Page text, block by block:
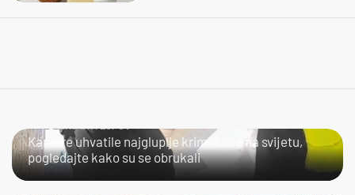
NIJE LAKO BITI LOPOV
Kamere uhvatile najgluplje kriminalce na svijetu,
pogledajte kako su se obrukali